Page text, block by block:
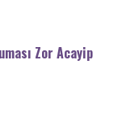
Zor Acayip